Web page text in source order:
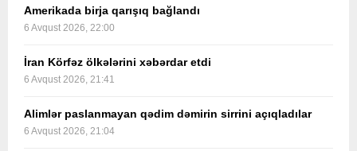
Amerikada birja qarışıq bağlandı
6 Avqust 2026, 22:00
İran Körfəz ölkələrini xəbərdar etdi
6 Avqust 2026, 21:41
Alimlər paslanmayan qədim dəmirin sirrini açıqladılar
6 Avqust 2026, 21:04